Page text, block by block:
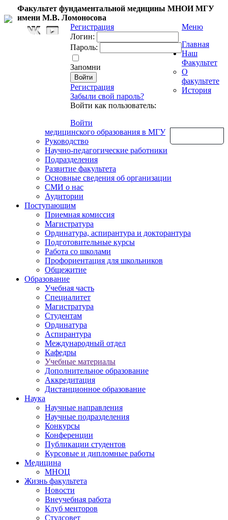
Факультет фундаментальной медицины МНОИ МГУ
имени М.В. Ломоносова
Регистрация
Логин:
Пароль:
Запомни
Регистрация
Забыли свой пароль?
Войти как пользователь:
Войти
Меню
Главная
Наш
Факультет
О
факультете
История
медицинского образования в МГУ
Руководство
Научно-педагогические работники
Подразделения
Развитие факультета
Основные сведения об организации
СМИ о нас
Аудитории
Поступающим
Приемная комиссия
Магистратура
Ординатура, аспирантура и докторантура
Подготовительные курсы
Работа со школами
Профориентация для школьников
Общежитие
Образование
Учебная часть
Специалитет
Магистратура
Студентам
Ординатура
Аспирантура
Международный отдел
Кафедры
Учебные материалы
Дополнительное образование
Аккредитация
Дистанционное образование
Наука
Научные направления
Научные подразделения
Конкурсы
Конференции
Публикации студентов
Курсовые и дипломные работы
Медицина
МНОЦ
Жизнь факультета
Новости
Внеучебная работа
Клуб менторов
Студсовет